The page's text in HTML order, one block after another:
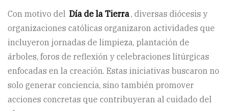
Con motivo del Día de la Tierra, diversas diócesis y
organizaciones católicas organizaron actividades que
incluyeron jornadas de limpieza, plantación de
árboles, foros de reflexión y celebraciones litúrgicas
enfocadas en la creación. Estas iniciativas buscaron no
solo generar conciencia, sino también promover
acciones concretas que contribuyeran al cuidado del